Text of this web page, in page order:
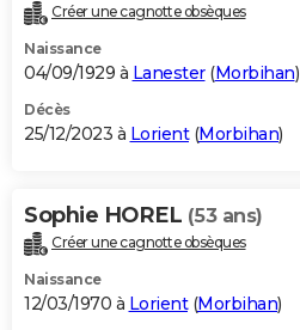
Créer une cagnotte obsèques
Naissance
04/09/1929 à Lanester(Morbihan)
Décès
25/12/2023 à Lorient(Morbihan)
Sophie HOREL (53 ans)
Créer une cagnotte obsèques
Naissance
12/03/1970 à Lorient(Morbihan)